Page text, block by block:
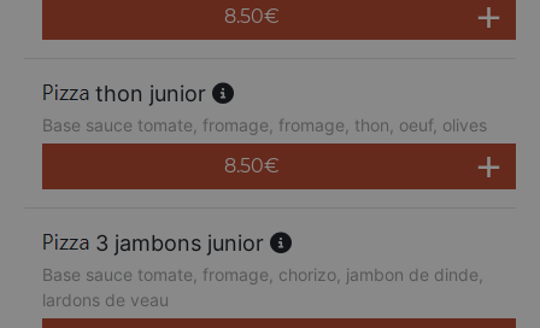
8.50€
thon junior
Base sauce tomate, fromage, fromage, thon, oeuf, olives
8.50€
3 jambons junior
Base sauce tomate, fromage, chorizo, jambon de dinde,
lardons de veau